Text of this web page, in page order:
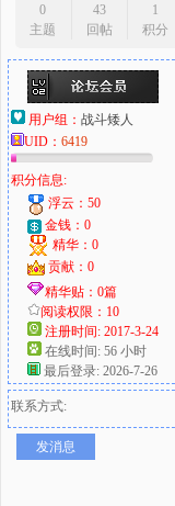
0
主题
43
回帖
1
积分
用户组： 战斗矮人
UID： 6419
积分信息:
浮云：50
金钱：0
精华：0
贡献：0
精华贴：0篇
阅读权限：10
注册时间: 2017-3-24
在线时间: 56 小时
最后登录: 2026-7-26
联系方式:
发消息